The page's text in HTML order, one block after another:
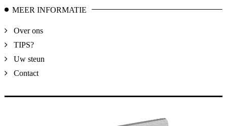
MEER INFORMATIE
Over ons
TIPS?
Uw steun
Contact